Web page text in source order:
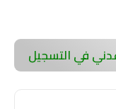
في التسجيل